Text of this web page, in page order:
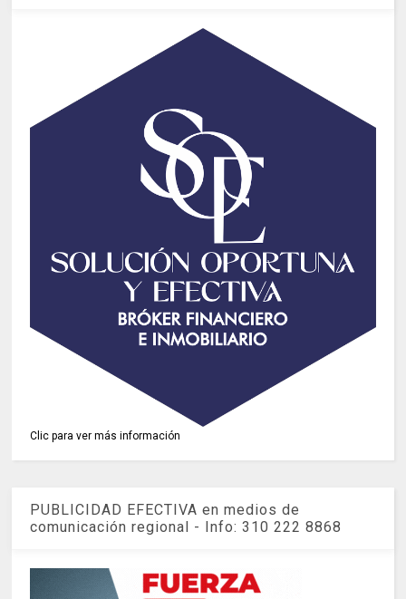
Clic para ver más información
PUBLICIDAD EFECTIVA en medios de
comunicación regional - Info: 310 222 8868